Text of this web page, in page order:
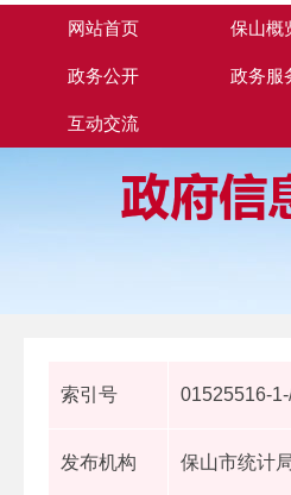
网站首页 保山概
政务公开 政务服
互动交流
索引号 01525516-
发布机构 保山市统计